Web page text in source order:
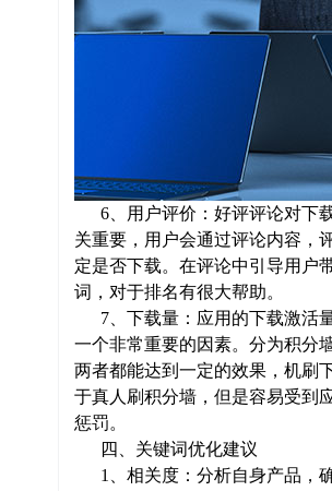
6、用户评价：好评评论对下
关重要，用户会通过评论内容，
定是否下载。在评论中引导用户
词，对于排名有很大帮助。
7、下载量：应用的下载激活
一个非常重要的因素。分为积分
两者都能达到一定的效果，机刷
于真人刷积分墙，但是容易受到
惩罚。
四、关键词优化建议
1、相关度：分析自身产品，确